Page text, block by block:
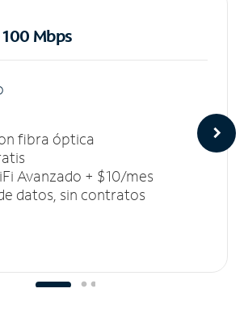
Mbps
fibra óptica
Avanzado + $10/mes
datos, sin contratos